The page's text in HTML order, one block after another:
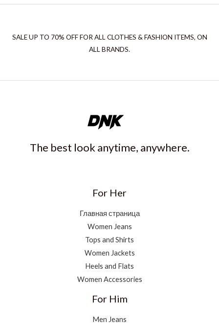
SALE UP TO 70% OFF FOR ALL CLOTHES & FASHION ITEMS, ON
ALL BRANDS.
The best look anytime, anywhere.
For Her
Главная страница
Women Jeans
Tops and Shirts
Women Jackets
Heels and Flats
Women Accessories
For Him
Men Jeans